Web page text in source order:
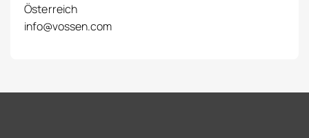
Österreich
info@vossen.com